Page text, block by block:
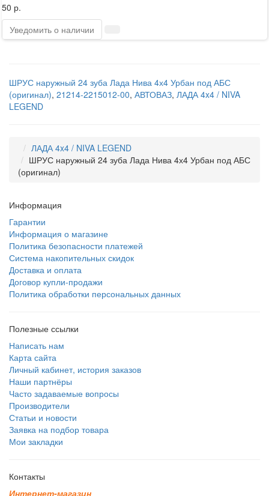
50 р.
Уведомить о наличии
ШРУС наружный 24 зуба Лада Нива 4х4 Урбан под АБС
(оригинал), 21214-2215012-00, АВТОВАЗ, ЛАДА 4x4 / NIVA
LEGEND
ЛАДА 4x4 / NIVA LEGEND
ШРУС наружный 24 зуба Лада Нива 4х4 Урбан под АБС
(оригинал)
Информация
Гарантии
Информация о магазине
Политика безопасности платежей
Система накопительных скидок
Доставка и оплата
Договор купли-продажи
Политика обработки персональных данных
Полезные ссылки
Написать нам
Карта сайта
Личный кабинет, история заказов
Наши партнёры
Часто задаваемые вопросы
Производители
Статьи и новости
Заявка на подбор товара
Мои закладки
Контакты
Интернет-магазин